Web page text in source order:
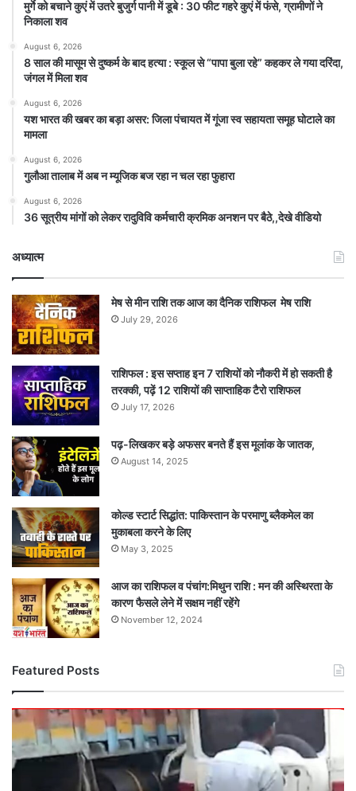
मुर्गे को बचाने कुएं में उतरे बुजुर्ग पानी में डूबे : 30 फीट गहरे कुएं में फंसे, ग्रामीणों ने
निकाला शव
August 6, 2026
8 साल की मासूम से दुष्कर्म के बाद हत्या : स्कूल से “पापा बुला रहे” कहकर ले गया दरिंदा,
जंगल में मिला शव
August 6, 2026
यश भारत की खबर का बड़ा असर: जिला पंचायत में गूंजा स्व सहायता समूह घोटाले का
मामला
August 6, 2026
गुलौआ तालाब में अब न म्यूजिक बज रहा न चल रहा फुहारा
August 6, 2026
36 सूत्रीय मांगों को लेकर रादुविवि कर्मचारी क्रमिक अनशन पर बैठे,,देखे वीडियो
अध्यात्म
मेष से मीन राशि तक आज का दैनिक राशिफल मेष राशि
July 29, 2026
राशिफल : इस सप्ताह इन 7 राशियों को नौकरी में हो सकती है
तरक्की, पढ़ें 12 राशियों की साप्ताहिक टैरो राशिफल
July 17, 2026
पढ़-लिखकर बड़े अफसर बनते हैं इस मूलांक के जातक,
August 14, 2025
कोल्ड स्टार्ट सिद्धांत: पाकिस्तान के परमाणु ब्लैकमेल का
मुकाबला करने के लिए
May 3, 2025
आज का राशिफल व पंचांग:मिथुन राशि : मन की अस्थिरता के
कारण फैसले लेने में सक्षम नहीं रहेंगे
November 12, 2024
Featured Posts
दर्दनाक
हादसा:
तेज